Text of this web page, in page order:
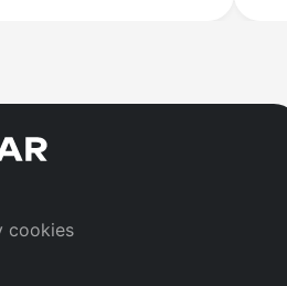
custodial en la red
cookies